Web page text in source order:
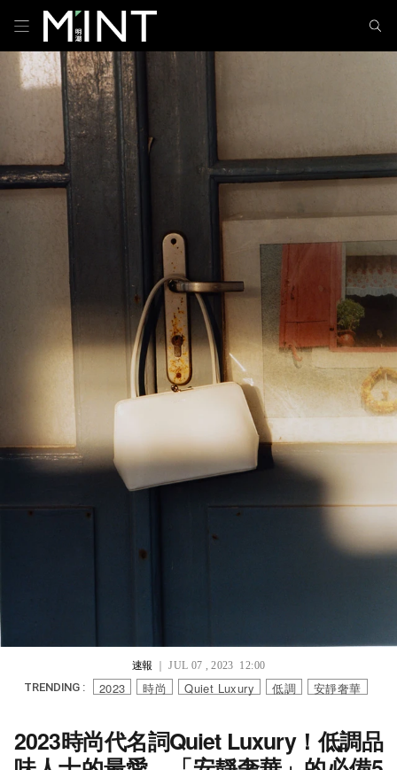
速報 ｜ JUL 07 , 2023 12:00
TRENDING : 2023 時尚 Quiet Luxury 低調 安靜奢華
2023時尚代名詞Quiet Luxury！低調品